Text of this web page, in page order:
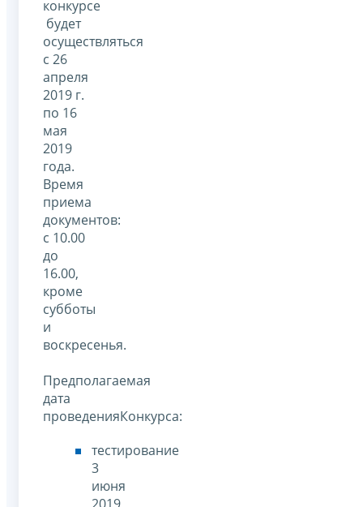
конкурсе
будет
осуществляться
с 26
апреля
2019 г.
по 16
мая
2019
года.
Время
приема
документов:
с 10.00
до
16.00,
кроме
субботы
и
воскресенья.
Предполагаемая
дата
проведенияКонкурса:
тестирование
3
июня